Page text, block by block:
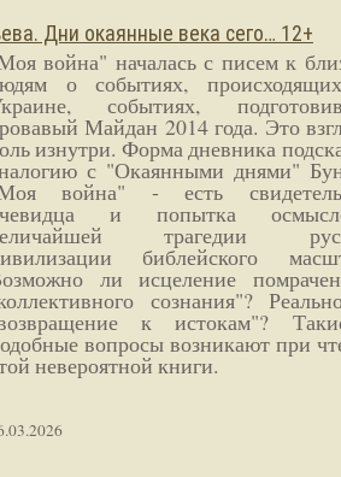
Дни окаянные века сего… 12+
война" началась с писем к
о событиях,
событиях,
Майдан 2014 года. Это
изнутри. Форма дневника
с "Окаянными днями"
война" - есть
и попытка
трагедии
библейского
ли исцеление
сознания"?
к истокам"?
вопросы возникают при
невероятной книги.